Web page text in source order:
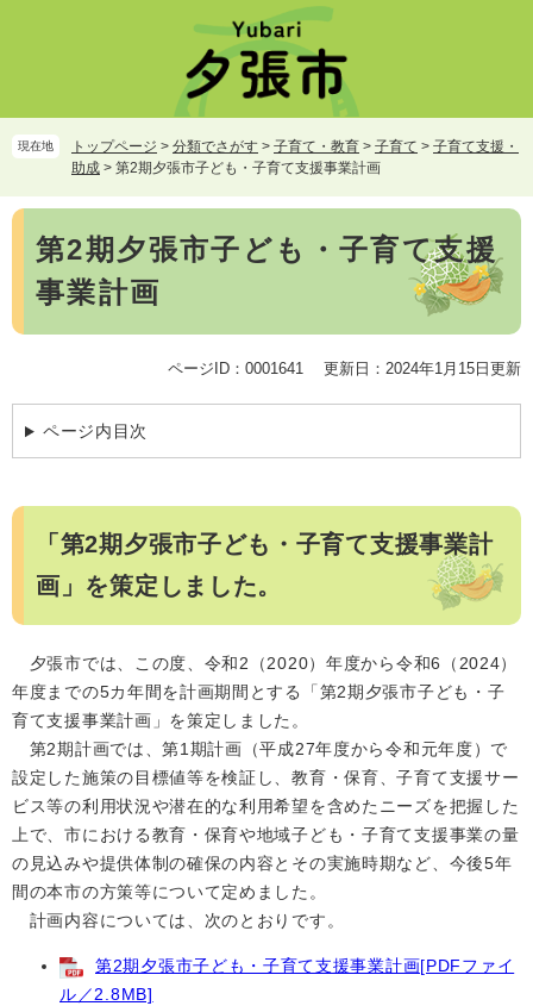
頭
で
飛
ば
て
現在地 トップページ > 分類でさがす > 子育て・教育 > 子育て > 子育て支援・
助成 > 第2期夕張市子ども・子育て支援事業計画
本
第2期夕張市子ども・子育て支援
事業計画
ページID：0001641 更新日：2024年1月15日更新
ページ内目次
「第2期夕張市子ども・子育て支援事業計
画」を策定しました。
夕張市では、この度、令和2（2020）年度から令和6（2024）
年度までの5カ年間を計画期間とする「第2期夕張市子ども・子
育て支援事業計画」を策定しました。
第2期計画では、第1期計画（平成27年度から令和元年度）で
設定した施策の目標値等を検証し、教育・保育、子育て支援サー
ビス等の利用状況や潜在的な利用希望を含めたニーズを把握した
上で、市における教育・保育や地域子ども・子育て支援事業の量
の見込みや提供体制の確保の内容とその実施時期など、今後5年
間の本市の方策等について定めました。
計画内容については、次のとおりです。
第2期夕張市子ども・子育て支援事業計画[PDFファイ
ル／2.8MB]